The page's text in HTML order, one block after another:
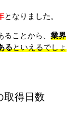
となりました。
ることから、 業界
るといえるでしょ
取得日数